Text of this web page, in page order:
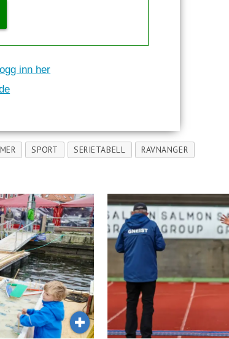
inn her
SPORT SERIETABELL RAVNANGER